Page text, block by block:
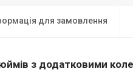
для замовлення
з додатковими